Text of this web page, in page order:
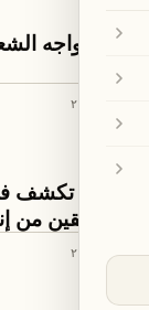
ثقافة ومجتمع
كيف نواجه
دراسة تكشف
المراهقين من
٨ تموز ٢٠٢٦